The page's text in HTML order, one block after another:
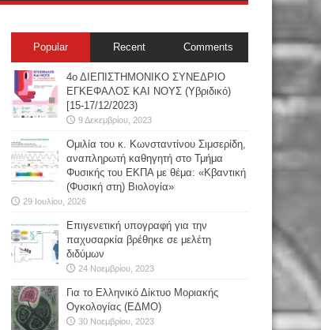
Popular Recent Comments
4ο ΔΙΕΠΙΣΤΗΜΟΝΙΚΟ ΣΥΝΕΔΡΙΟ
ΕΓΚΕΦΑΛΟΣ ΚΑΙ ΝΟΥΣ (Υβριδικό)
[15-17/12/2023)
9 Δεκεμβρίου, 2023
Oμιλία του κ. Κωνσταντίνου Σιμσερίδη,
αναπληρωτή καθηγητή στο Τμήμα
Φυσικής του ΕΚΠΑ με θέμα: «Κβαντική
(Φυσική στη) Βιολογία»
29 Ιουλίου, 2026
Επιγενετική υπογραφή για την
παχυσαρκία βρέθηκε σε μελέτη
διδύμων
24 Νοεμβρίου, 2023
Για το Ελληνικό Δίκτυο Μοριακής
Ογκολογίας (ΕΔΜΟ)
30 Νοεμβρίου, 2023